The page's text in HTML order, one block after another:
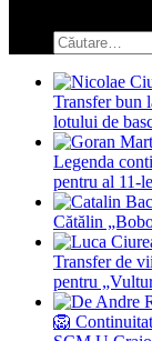
search
form
Caută
după:
Transfer bun
lotului de
Legenda
pentru al 11-
Cătălin
Transfer de
pentru
🦁